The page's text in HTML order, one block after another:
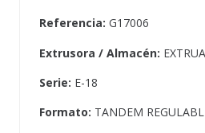
Referencia: G17006
Extrusora / Almacén:
Serie: E-18
Formato: TANDEM